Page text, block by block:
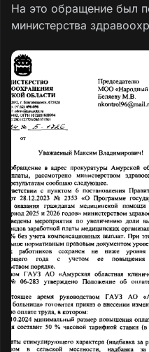
На это обращение был
министерства